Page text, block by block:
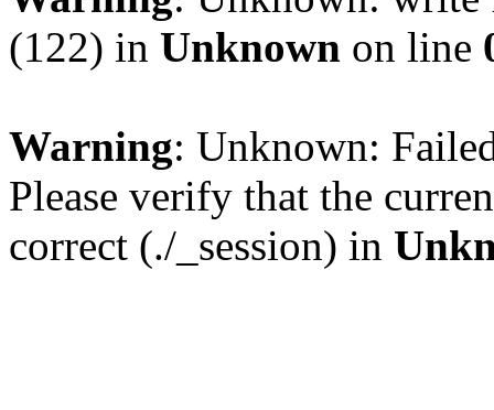
(122) in Unknown on line
Warning: Unknown:
Please verify that the
correct (./_session) in